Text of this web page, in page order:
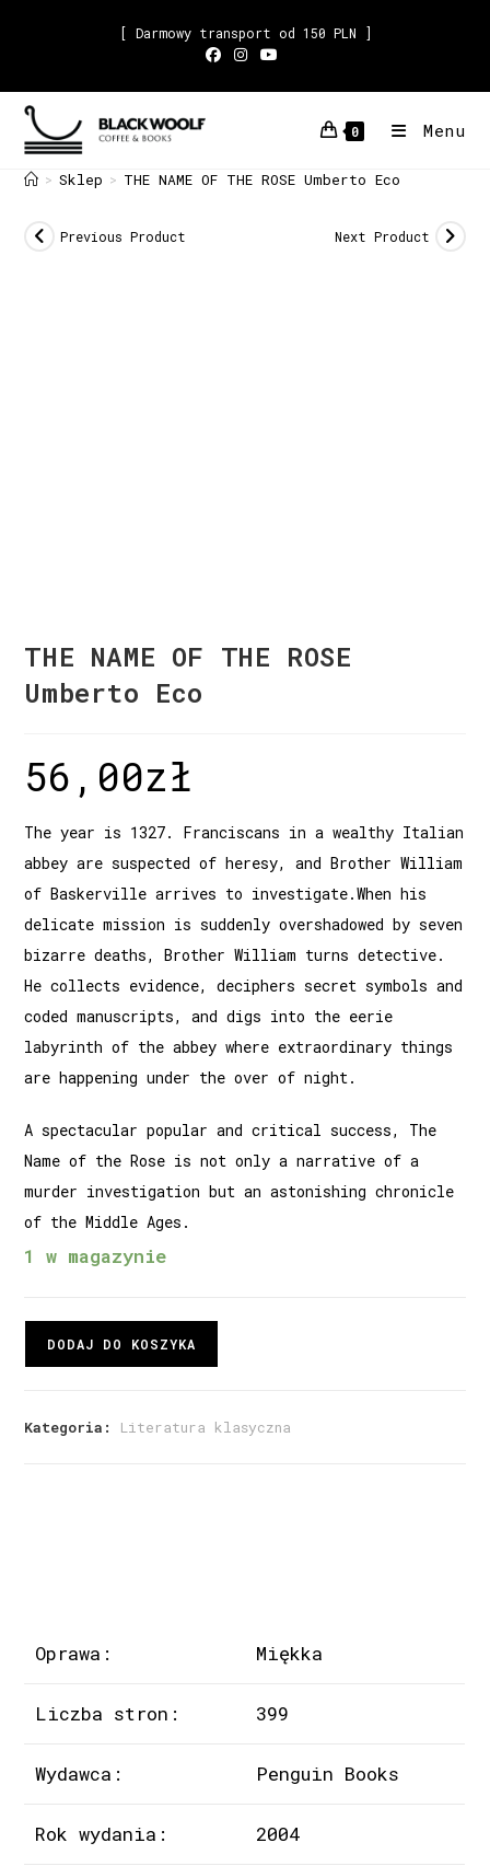
[ Darmowy transport od 150 PLN ]
0 Menu
> Sklep > THE NAME OF THE ROSE Umberto Eco
Previous Product Next Product
THE NAME OF THE ROSE
Umberto Eco
56,00zł
The year is 1327. Franciscans in a wealthy Italian
abbey are suspected of heresy, and Brother William
of Baskerville arrives to investigate.When his
delicate mission is suddenly overshadowed by seven
bizarre deaths, Brother William turns detective.
He collects evidence, deciphers secret symbols and
coded manuscripts, and digs into the eerie
labyrinth of the abbey where extraordinary things
are happening under the over of night.
A spectacular popular and critical success, The
Name of the Rose is not only a narrative of a
murder investigation but an astonishing chronicle
of the Middle Ages.
1 w magazynie
DODAJ DO KOSZYKA
Kategoria: Literatura klasyczna
Oprawa: Miękka
Liczba stron: 399
Wydawca: Penguin Books
Rok wydania: 2004